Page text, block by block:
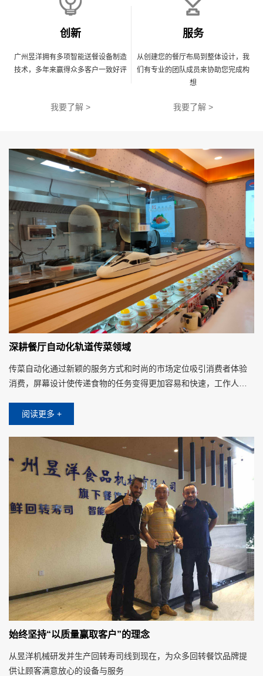
创新
广州昱洋拥有多项智能送餐设备制造
技术，多年来赢得众多客户一致好评
我要了解 >
服务
从创建您的餐厅布局到整体设计，我
们有专业的团队成员来协助您完成构
想
我要了解 >
深耕餐厅自动化轨道传菜领域
传菜自动化通过新颖的服务方式和时尚的市场定位吸引消费者体验
消费，屏幕设计使传递食物的任务变得更加容易和快速，工作人员
要其他操作设置
阅读更多 +
始终坚持“以质量赢取客户”的理念
从昱洋机械研发并生产回转寿司线到现在，为众多回转餐饮品牌提
供让顾客满意放心的设备与服务